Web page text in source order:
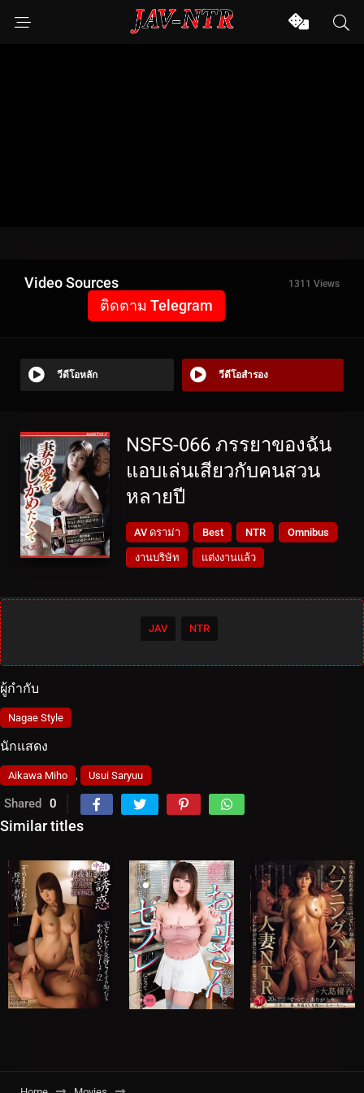
Video Sources 1311 Views
ติดตาม Telegram
วีดีโอหลัก วีดีโอสำรอง
NSFS-066 ภรรยาของฉัน
แอบเล่นเสียวกับคนสวน
หลายปี
AV ดราม่า Best NTR Omnibus
งานบริษัท แต่งงานแล้ว
JAV NTR
ผู้กำกับ
Nagae Style
นักแสดง
Aikawa Miho , Usui Saryuu
Shared 0
Similar titles